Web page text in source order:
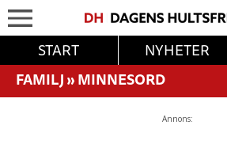
START NYHETER
FAMILJ»MINNESORD
Annons: